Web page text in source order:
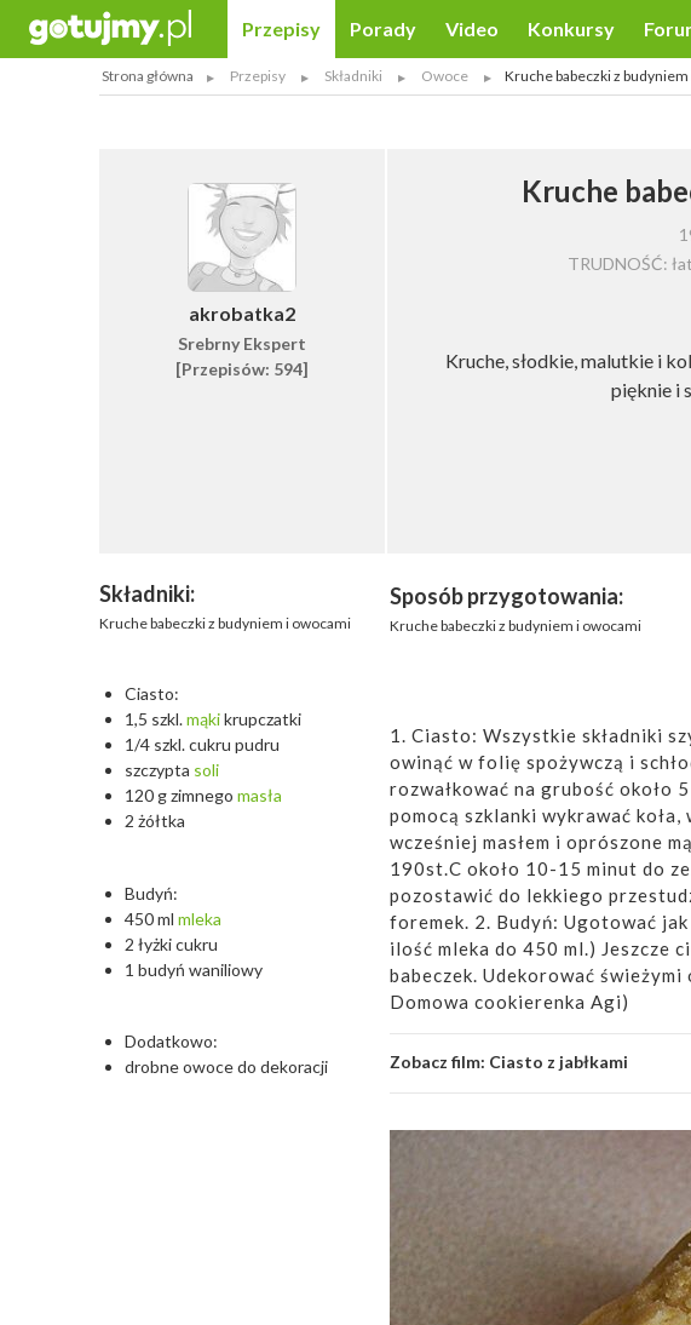
Przepisy Porady Video Konkursy
Strona główna Przepisy Składniki Owoce Kruche babeczki z
akrobatka2
Srebrny Ekspert
[Przepisów: 594]
Kruche
TRUDNOŚĆ:
Kruche, słodkie, malutkie i
pięknie i
Składniki:
Kruche babeczki z budyniem i owocami
Ciasto:
1,5 szkl.mąkikrupczatki
1/4 szkl. cukru pudru
szczypta soli
120 g zimnego masła
2 żółtka
Budyń:
450 ml mleka
2 łyżki cukru
1 budyń waniliowy
Dodatkowo:
drobne owoce do dekoracji
Sposób przygotowania:
Kruche babeczki z budyniem i owocami
1. Ciasto: Wszystkie składniki
owinąć w folię spożywczą i
rozwałkować na grubość około
pomocą szklanki wykrawać
wcześniej masłem i oprószone
190st.C około 10-15 minut do
pozostawić do lekkiego
foremek. 2. Budyń: Ugotować
ilość mleka do 450 ml.) Jeszcze
babeczek. Udekorować
Domowa cookierenka Agi)
Zobacz film: Ciasto z jabłkami